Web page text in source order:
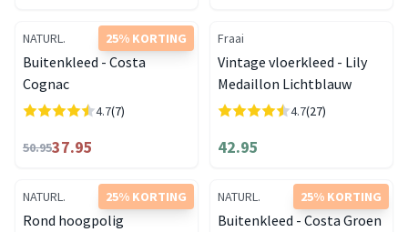
25% KORTING
NATURL.
Buitenkleed - Costa
Cognac
4.7(7)
50.9537.95
Fraai
Vintage vloerkleed - Lily
Medaillon Lichtblauw
4.7(27)
42.95
25% KORTING
NATURL.
Rond hoogpolig
25% KORTING
NATURL.
Buitenkleed - Costa Groen